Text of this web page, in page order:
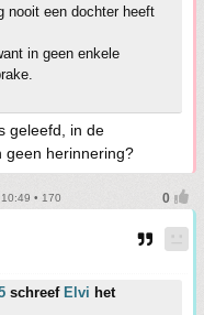
nooit een dochter heeft
in geen enkele
geleefd, in de
geen herinnering?
• 170
schreef Elvi het